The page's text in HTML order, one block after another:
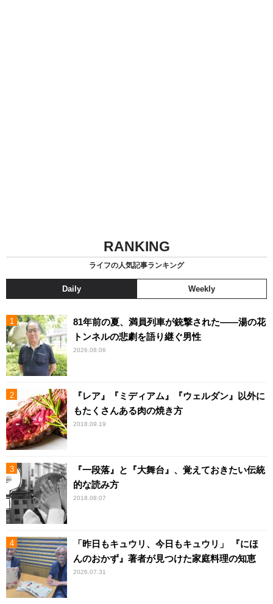
RANKING
ライフの人気記事ランキング
Daily Weekly
81年前の夏、満員列車が銃撃された――湯の花
トンネルの悲劇を語り継ぐ男性
2026.08.06
『レア』『ミディアム』『ウェルダン』以外に
もたくさんある肉の焼き方
2018.09.19
『一段落』と『大舞台』、覚えておきたい伝統
的な読み方
2018.08.07
「昨日もキュウリ、今日もキュウリ」 『にほ
んのおかず』著者が見つけた家庭料理の知恵
2026.07.31